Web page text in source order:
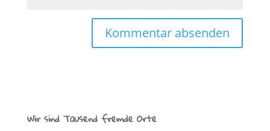
Wir sind Tausend fremde Orte